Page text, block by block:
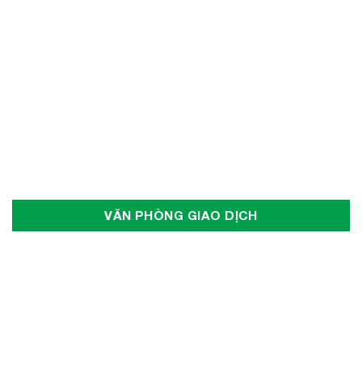
VĂN PHÒNG GIAO DỊCH